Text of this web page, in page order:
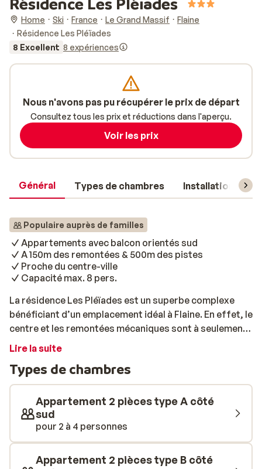
Home Ski France Le Grand Massif
Flaine
Résidence Les Pléïades
8 Excellent 8 expériences
Général Types de chambres Installations
Populaire auprès de familles
Appartements avec balcon orientés sud
A 150m des remontées & 500m des pistes
Proche du centre-ville
Capacité max. 8 pers.
La résidence Les Pléïades est un superbe complexe
bénéficiant d’un emplacement idéal à Flaine. En effet, le
centre et les remontées mécaniques sont à seulement
150 mètres, tandis que les pistes se trouvent à 500
que vous séjourniez en famille ou entre amis! De
confortables et spacieux appartements vous
attendent, pour un retour des pistes au calme. Ils
possèdent un balcon orienté sud, où vous pourrez
prendre d’agréables bains de soleil et admirer
l’imprenable vue sur les sommets enneigés. Du 2 pièces
2 à 4 personnes au 3 pièces pouvant accueillir jusqu’à 8
Lire la suite
Types de chambres
Appartement 2 pièces type A côté
sud
pour 2 à 4 personnes
Appartement 2 pièces type B côté
Nous n'avons pas pu récupérer le prix de départ
Consultez tous les prix et réductions dans l'aperçu.
Voir les prix